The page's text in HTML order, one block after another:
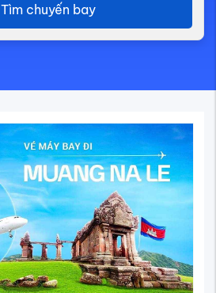
Tìm chuyến bay